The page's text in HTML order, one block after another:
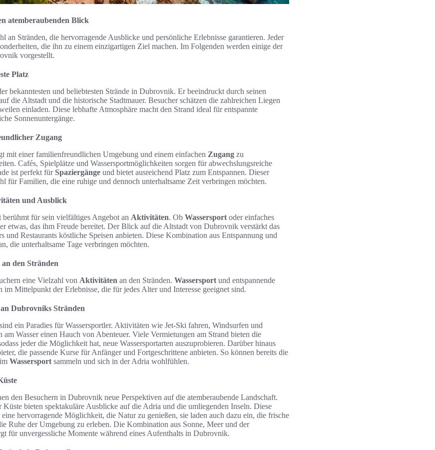
atemberaubenden Blick
an Stränden, die hervorragende Ausblicke und persönliche Erlebnisse garantieren. Jeder
die ihn zu einem einzigartigen Ziel machen. Im Folgenden werden einige der
vorgestellt.
Platz
bekanntesten und beliebtesten Strände in Dubrovnik. Er beeindruckt durch seinen
die Altstadt und die historische Stadtmauer. Besucher schätzen die zahlreichen Liegen
einladen. Diese lebhafte Atmosphäre macht den Strand ideal für entspannte
Sonnenuntergänge.
Zugang
mit einer familienfreundlichen Umgebung und einem einfachen Zugang zu
Cafés, Spielplätze und Wassersportmöglichkeiten sorgen für abwechslungsreiche
ist perfekt fürSpaziergänge und bietet ausreichend Platz zum Entspannen. Dieser
für Familien, die eine ruhige und dennoch unterhaltsame Zeit verbringen möchten.
und Ausblick
berühmt für sein vielfältiges Angebot an Aktivitäten. Ob Wassersport oder einfaches
etwas, das ihm Freude bereitet. Der Blick auf die Altstadt von Dubrovnik verstärkt das
und Restaurants köstliche Speisen anbieten. Diese Kombination aus Entspannung und
die unterhaltsame Tage verbringen möchten.
den Stränden
eine Vielzahl von Aktivitäten an den Stränden. Wassersport und entspannende
im Mittelpunkt der Erlebnisse, die für jedes Alter und Interesse geeignet sind.
Dubrovniks Stränden
ein Paradies für Wassersportler. Aktivitäten wie Jet-Ski fahren, Windsurfen und
am Wasser einen Hauch von Abenteuer. Viele Vermietungen am Strand bieten die
jeder die Möglichkeit hat, neue Wassersportarten auszuprobieren. Darüber hinaus
die passende Kurse für Anfänger und Fortgeschrittene anbieten. So können bereits die
Wassersport sammeln und sich in der Adria wohlfühlen.
den Besuchern in Dubrovnik neue Perspektiven auf die atemberaubende Landschaft.
Küste bieten spektakuläre Ausblicke auf die Adria und die umliegenden Inseln. Diese
hervorragende Möglichkeit, die Natur zu genießen, sie laden auch dazu ein, die frische
Ruhe der Umgebung zu erleben. Die Kombination aus Sonne, Meer und der
für unvergessliche Momente während eines Aufenthalts in Dubrovnik.